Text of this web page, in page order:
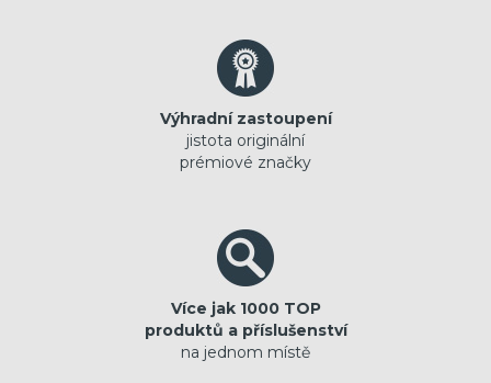
Výhradní zastoupení
jistota originální
prémiové značky
Více jak 1000 TOP
produktů a příslušenství
na jednom místě